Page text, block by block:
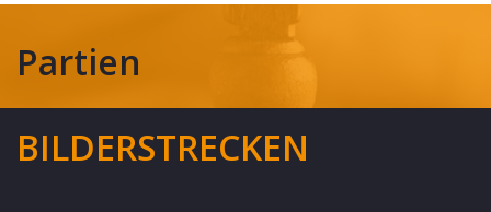
Partien
BILDERSTRECKEN